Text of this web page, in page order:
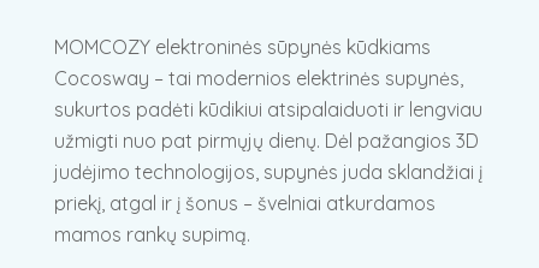
MOMCOZY elektroninės sūpynės kūdkiams
Cocosway – tai modernios elektrinės supynės,
sukurtos padėti kūdikiui atsipalaiduoti ir lengviau
užmigti nuo pat pirmųjų dienų. Dėl pažangios 3D
judėjimo technologijos, supynės juda sklandžiai į
priekį, atgal ir į šonus – švelniai atkurdamos
mamos rankų supimą.